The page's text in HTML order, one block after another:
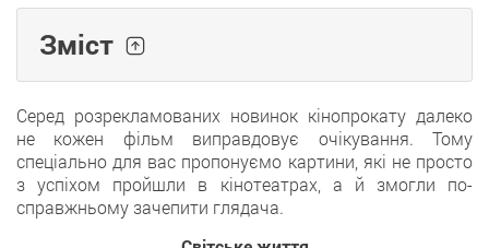
Зміст
Серед розрекламованих новинок кінопрокату далеко
не кожен фільм виправдовує очікування. Тому
спеціально для вас пропонуємо картини, які не просто
з успіхом пройшли в кінотеатрах, а й змогли по-
справжньому зачепити глядача.